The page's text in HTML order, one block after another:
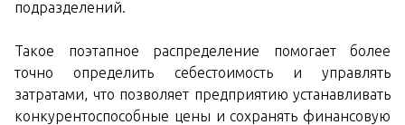
подразделений.
Такое поэтапное распределение помогает более
точно определить себестоимость и управлять
затратами, что позволяет предприятию устанавливать
конкурентоспособные цены и сохранять финансовую